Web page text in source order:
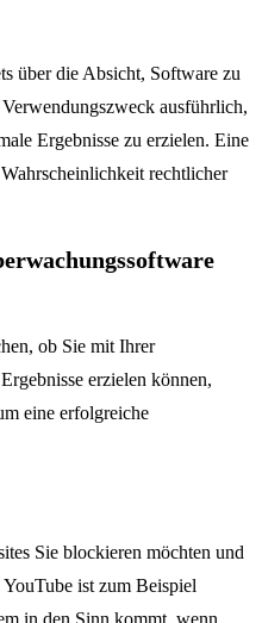
über die Absicht, Software zu
ausführlich,
Ergebnisse zu erzielen. Eine
rechtlicher
ob Sie mit Ihrer
erzielen können,
eine erfolgreiche
Sie blockieren möchten und
ist zum Beispiel
in den Sinn kommt, wenn